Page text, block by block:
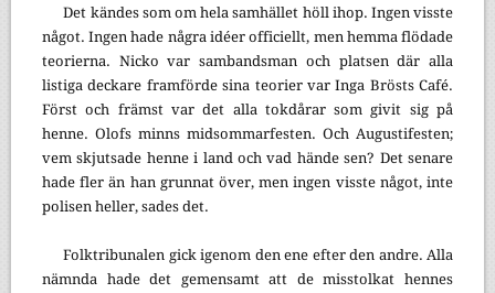
Det kändes som om hela samhället höll ihop. Ingen visste
något. Ingen hade några idéer officiellt, men hemma flödade
teorierna. Nicko var sambandsman och platsen där alla
listiga deckare framförde sina teorier var Inga Brösts Café.
Först och främst var det alla tokdårar som givit sig på
henne. Olofs minns midsommarfesten. Och Augustifesten;
vem skjutsade henne i land och vad hände sen? Det senare
hade fler än han grunnat över, men ingen visste något, inte
polisen heller, sades det.
Folktribunalen gick igenom den ene efter den andre. Alla
nämnda hade det gemensamt att de misstolkat hennes